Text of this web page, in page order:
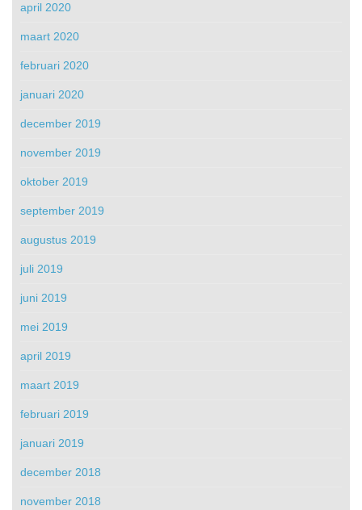
april 2020
maart 2020
februari 2020
januari 2020
december 2019
november 2019
oktober 2019
september 2019
augustus 2019
juli 2019
juni 2019
mei 2019
april 2019
maart 2019
februari 2019
januari 2019
december 2018
november 2018